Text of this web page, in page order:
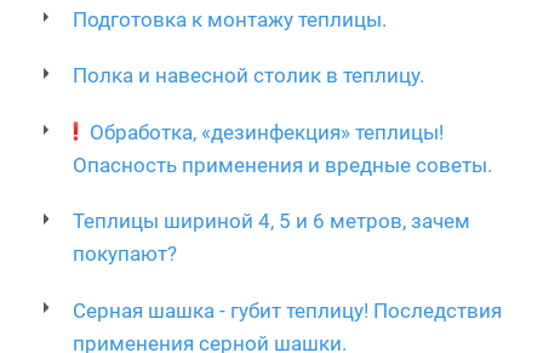
Подготовка к монтажу теплицы.
Полка и навесной столик в теплицу.
Обработка, «дезинфекция» теплицы!
Опасность применения и вредные советы.
Теплицы шириной 4, 5 и 6 метров, зачем
покупают?
Серная шашка - губит теплицу! Последствия
применения серной шашки.